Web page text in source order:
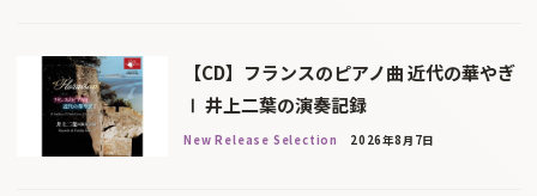
【CD】フランスのピアノ曲 近代の華やぎ
Ⅰ 井上二葉の演奏記録
New Release Selection 2026年8月7日